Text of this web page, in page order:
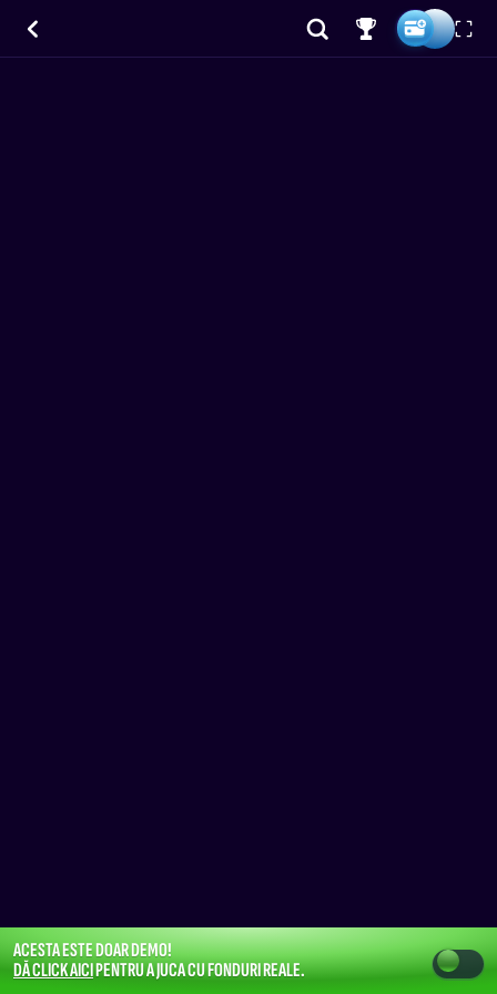
ACESTA ESTE DOAR DEMO!
DĂ CLICK AICIPENTRU A JUCA CU FONDURI REALE.